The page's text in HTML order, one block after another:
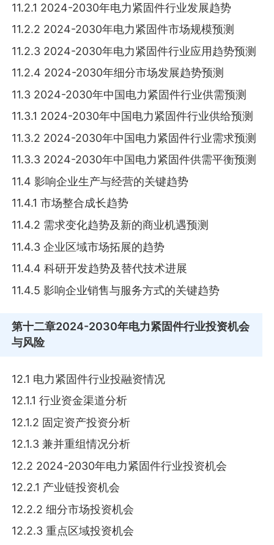
11.2.1 2024-2030年电力紧固件行业发展趋势
11.2.2 2024-2030年电力紧固件市场规模预测
11.2.3 2024-2030年电力紧固件行业应用趋势预测
11.2.4 2024-2030年细分市场发展趋势预测
11.3 2024-2030年中国电力紧固件行业供需预测
11.3.1 2024-2030年中国电力紧固件行业供给预测
11.3.2 2024-2030年中国电力紧固件行业需求预测
11.3.3 2024-2030年中国电力紧固件供需平衡预测
11.4 影响企业生产与经营的关键趋势
11.4.1 市场整合成长趋势
11.4.2 需求变化趋势及新的商业机遇预测
11.4.3 企业区域市场拓展的趋势
11.4.4 科研开发趋势及替代技术进展
11.4.5 影响企业销售与服务方式的关键趋势
第十二章2024-2030年电力紧固件行业投资机会
与风险
12.1 电力紧固件行业投融资情况
12.1.1 行业资金渠道分析
12.1.2 固定资产投资分析
12.1.3 兼并重组情况分析
12.2 2024-2030年电力紧固件行业投资机会
12.2.1 产业链投资机会
12.2.2 细分市场投资机会
12.2.3 重点区域投资机会